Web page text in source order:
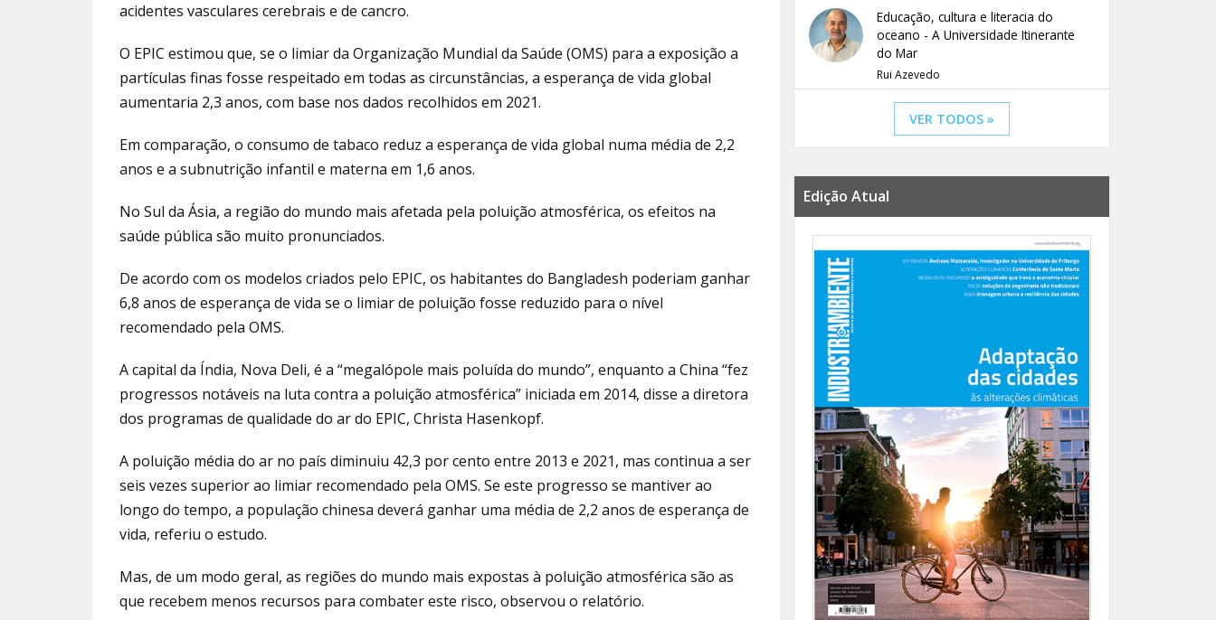
acidentes vasculares cerebrais e de cancro.
O EPIC estimou que, se o limiar da Organização Mundial da Saúde (OMS) para a exposição a
partículas finas fosse respeitado em todas as circunstâncias, a esperança de vida global
aumentaria 2,3 anos, com base nos dados recolhidos em 2021.
Em comparação, o consumo de tabaco reduz a esperança de vida global numa média de 2,2
anos e a subnutrição infantil e materna em 1,6 anos.
No Sul da Ásia, a região do mundo mais afetada pela poluição atmosférica, os efeitos na
saúde pública são muito pronunciados.
De acordo com os modelos criados pelo EPIC, os habitantes do Bangladesh poderiam ganhar
6,8 anos de esperança de vida se o limiar de poluição fosse reduzido para o nível
recomendado pela OMS.
A capital da Índia, Nova Deli, é a “megalópole mais poluída do mundo”, enquanto a China “fez
progressos notáveis na luta contra a poluição atmosférica” iniciada em 2014, disse a diretora
dos programas de qualidade do ar do EPIC, Christa Hasenkopf.
A poluição média do ar no país diminuiu 42,3 por cento entre 2013 e 2021, mas continua a ser
seis vezes superior ao limiar recomendado pela OMS. Se este progresso se mantiver ao
longo do tempo, a população chinesa deverá ganhar uma média de 2,2 anos de esperança de
vida, referiu o estudo.
Mas, de um modo geral, as regiões do mundo mais expostas à poluição atmosférica são as
que recebem menos recursos para combater este risco, observou o relatório.
Educação, cultura e literacia do
oceano - A Universidade Itinerante
do Mar
Rui Azevedo
VER TODOS »
Edição Atual